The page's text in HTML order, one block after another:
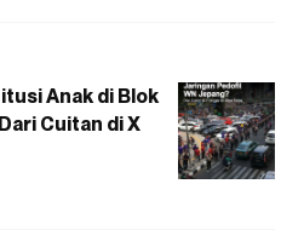
Anak di Blok
Cuitan di X